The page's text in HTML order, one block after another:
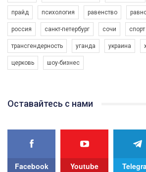
прайд психология равенство
россия санкт-петербург сочи спорт
трансгендерность уганда украина
церковь шоу-бизнес
Оставайтесь с нами
Facebook Youtube